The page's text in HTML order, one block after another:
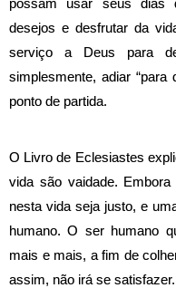
possam usar seus dias
desejos e desfrutar da
serviço a Deus para
simplesmente, adiar “para
ponto de partida.
O Livro de Eclesiastes
vida são vaidade.
nesta vida seja justo, e
humano. O ser humano
mais e mais, a fim de
assim, não irá se satisfazer.